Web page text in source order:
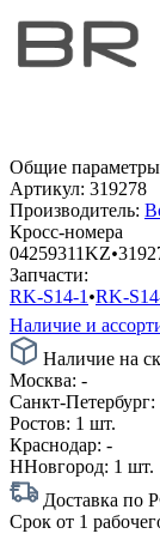
Общие
Артикул: 319278
Производитель:
Кросс-номера
04259311KZ•
Запчасти:
RK-S14-1 •RK-
Наличие и
Наличие на
Москва: -
Санкт-Петербург:
Ростов: 1 шт.
Краснодар: -
ННовгород: 1 шт.
Доставка по
Срок от 1